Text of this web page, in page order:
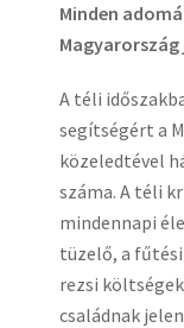
Minden
A téli
segítségért a
közeledtével
száma. A téli
mindennapi
tüzelő, a
rezsi
családnak